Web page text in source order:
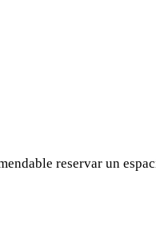
reservar un